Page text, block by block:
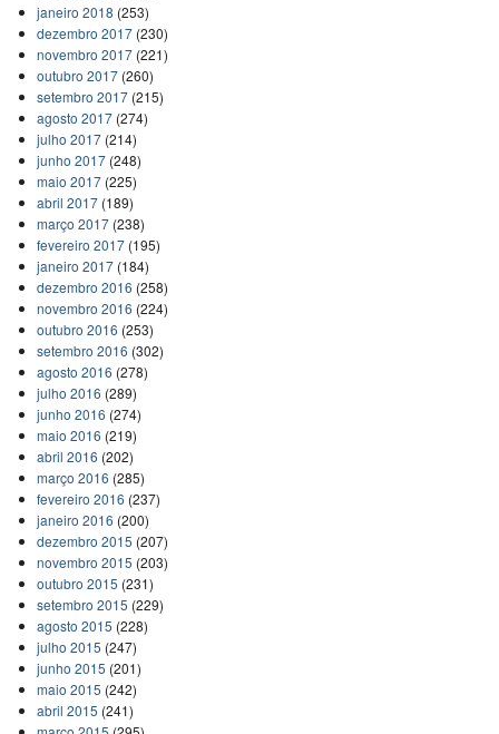
janeiro 2018 (253)
dezembro 2017(230)
novembro 2017(221)
outubro 2017(260)
setembro 2017(215)
agosto 2017(274)
julho 2017(214)
junho 2017(248)
maio 2017(225)
abril 2017(189)
março 2017(238)
fevereiro 2017(195)
janeiro 2017(184)
dezembro 2016 (258)
novembro 2016 (224)
outubro 2016 (253)
setembro 2016 (302)
agosto 2016 (278)
julho 2016 (289)
junho 2016 (274)
maio 2016 (219)
abril 2016 (202)
março 2016 (285)
fevereiro 2016 (237)
janeiro 2016 (200)
dezembro 2015 (207)
novembro 2015 (203)
outubro 2015 (231)
setembro 2015 (229)
agosto 2015 (228)
julho 2015 (247)
junho 2015 (201)
maio 2015 (242)
abril 2015 (241)